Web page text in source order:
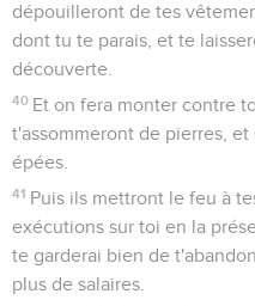
dépouilleront de tes
dont tu te parais, et te
découverte.
40 Et on fera monter contre
t'assommeront de pierres,
épées.
41 Puis ils mettront le feu à
exécutions sur toi en la
te garderai bien de
plus de salaires.